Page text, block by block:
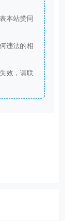
本站赞同
违法的相
效，请联